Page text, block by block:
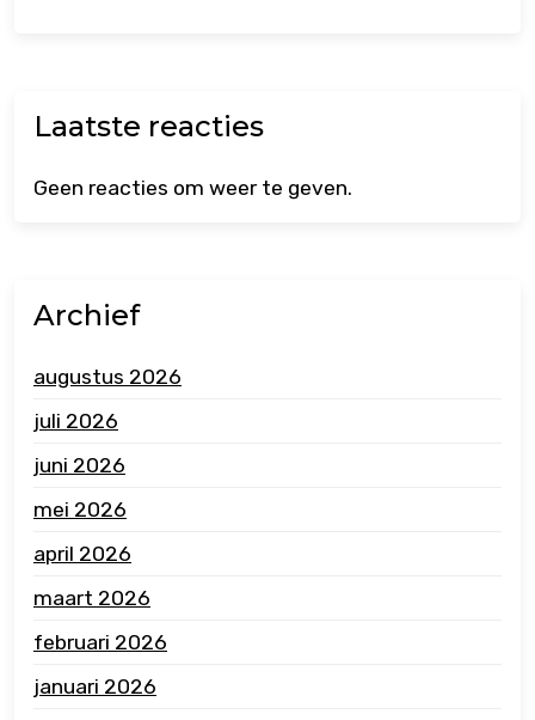
Laatste reacties
Geen reacties om weer te geven.
Archief
augustus 2026
juli 2026
juni 2026
mei 2026
april 2026
maart 2026
februari 2026
januari 2026